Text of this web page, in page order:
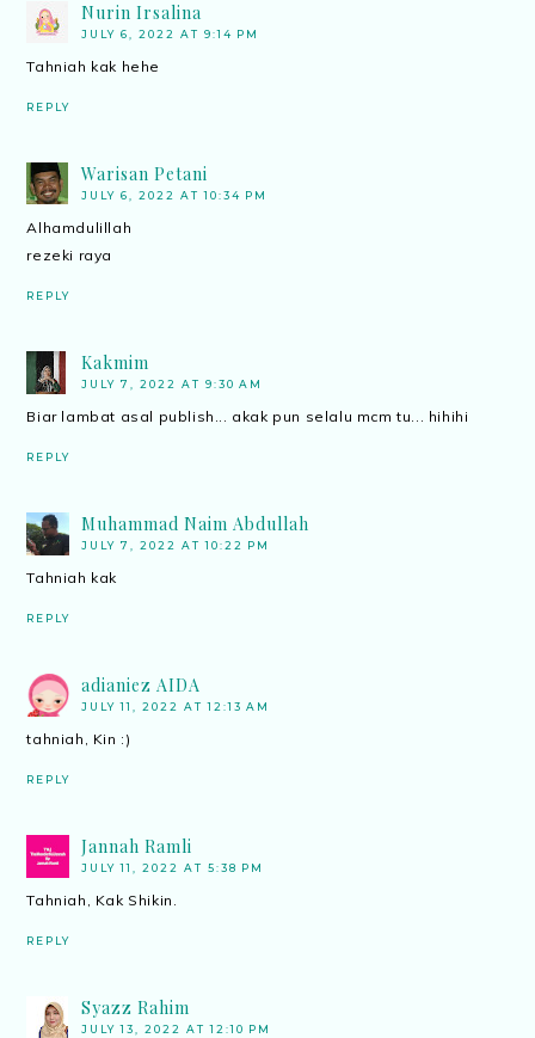
Nurin Irsalina
JULY 6, 2022 AT 9:14 PM
Tahniah kak hehe
REPLY
Warisan Petani
JULY 6, 2022 AT 10:34 PM
Alhamdulillah
rezeki raya
REPLY
Kakmim
JULY 7, 2022 AT 9:30 AM
Biar lambat asal publish... akak pun selalu mcm tu... hihihi
REPLY
Muhammad Naim Abdullah
JULY 7, 2022 AT 10:22 PM
Tahniah kak
REPLY
adianiez AIDA
JULY 11, 2022 AT 12:13 AM
tahniah, Kin :)
REPLY
Jannah Ramli
JULY 11, 2022 AT 5:38 PM
Tahniah, Kak Shikin.
REPLY
Syazz Rahim
JULY 13, 2022 AT 12:10 PM